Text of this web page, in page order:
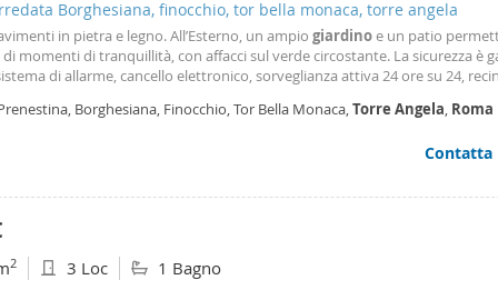
Borghesiana, finocchio, tor bella monaca, torre angela
in pietra e legno. All’Esterno, un ampio giardinoe un patio
di momenti di tranquillità, con affacci sul verde circostante. La sicurezza è
di allarme, cancello elettronico, sorveglianza attiva 24 ore su 24,
arterie di collegamento diRoma e a un’area commerciale, ed è ben servita
Borghesiana, Finocchio, Tor Bella Monaca,Torre Angela, Roma
Contatta
2 3 Loc 1 Bagno